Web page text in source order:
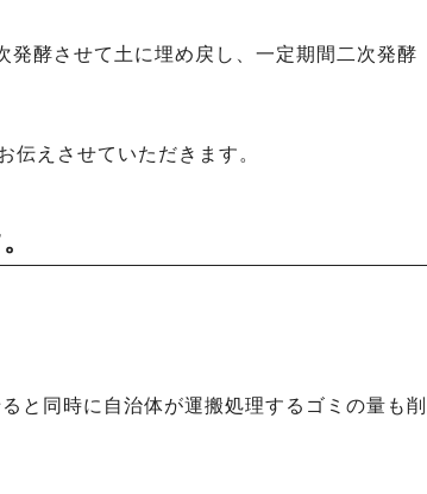
酵させて土に埋め戻し、一定期間二次発酵
えさせていただきます。
と同時に自治体が運搬処理するゴミの量も削